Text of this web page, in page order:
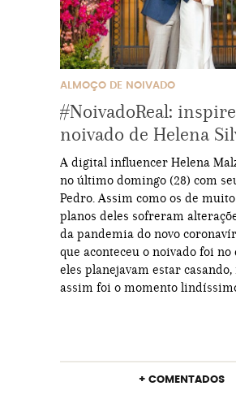
ALMOÇO DE NOIVADO
#NoivadoReal:
noivado de Helena
A digital influencer Helena
no último domingo (28) com
Pedro. Assim como os de
planos deles sofreram
da pandemia do novo
que aconteceu o noivado foi no
eles planejavam estar
assim foi o momento
+ COMENTADOS